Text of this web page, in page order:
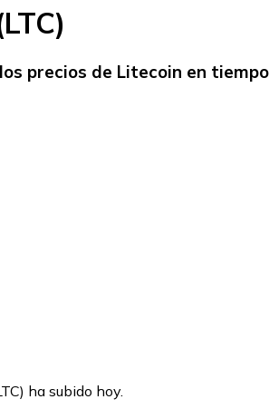
precios de Litecoin en tiempo
ha subido hoy.